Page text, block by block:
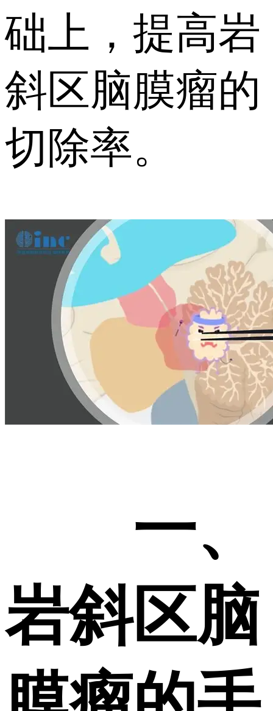
础上，提高岩
斜区脑膜瘤的
切除率。
一、
岩斜区脑